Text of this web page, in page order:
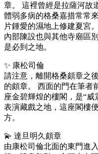
章。 這裡曾經是拉薩河故
體弱多病的格桑嘉措常常
片鍾愛的濕地上修建夏宮
內部陳設也與其他寺廟區
是必到之地。
✨ 康松司倫
請注意，離開格桑頗章之
的頗章。 西面的門在筆者
座金碧輝煌的樓閣，是“
表演藏戲之地，這座閣樓
方。
💫 達旦明久頗章
由康松司倫北面的東門進